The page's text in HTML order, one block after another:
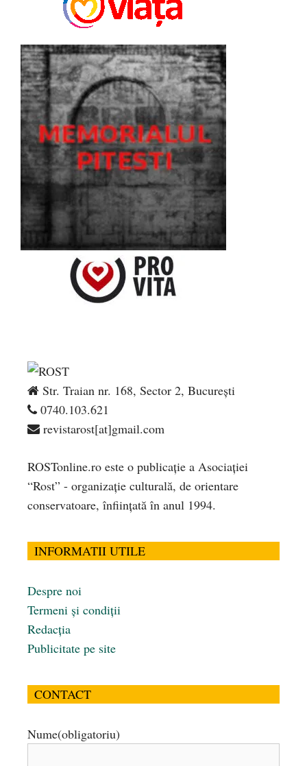
Str. Traian nr. 168, Sector 2, București
0740.103.621
revistarost[at]gmail.com
ROSTonline.ro este o publicaţie a Asociaţiei
“Rost” - organizaţie culturală, de orientare
conservatoare, înfiinţată în anul 1994.
INFORMATII UTILE
Despre noi
Termeni și condiții
Redacția
Publicitate pe site
CONTACT
Nume(obligatoriu)